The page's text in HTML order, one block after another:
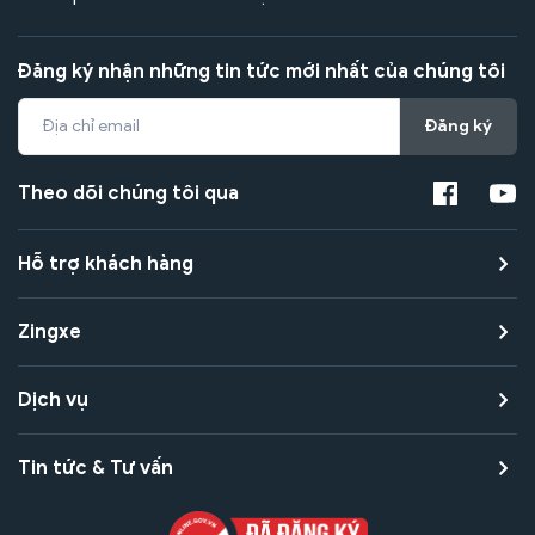
Đăng ký nhận những tin tức mới nhất của chúng tôi
Đăng ký
Theo dõi chúng tôi qua
Hỗ trợ khách hàng
Zingxe
Dịch vụ
Tin tức & Tư vấn